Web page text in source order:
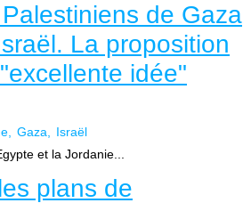
de Gaza
La proposition
idée"
Gaza
Israël
et la Jordanie...
plans de